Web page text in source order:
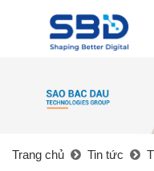
Trang chủ Tin tức